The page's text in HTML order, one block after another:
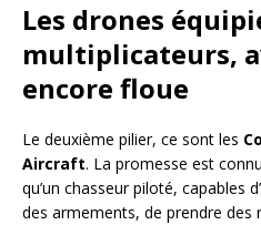
Les drones
multiplicateurs,
encore floue
Le deuxième pilier, ce sont les
Aircraft. La promesse est
qu’un chasseur piloté, capables
des armements, de prendre des